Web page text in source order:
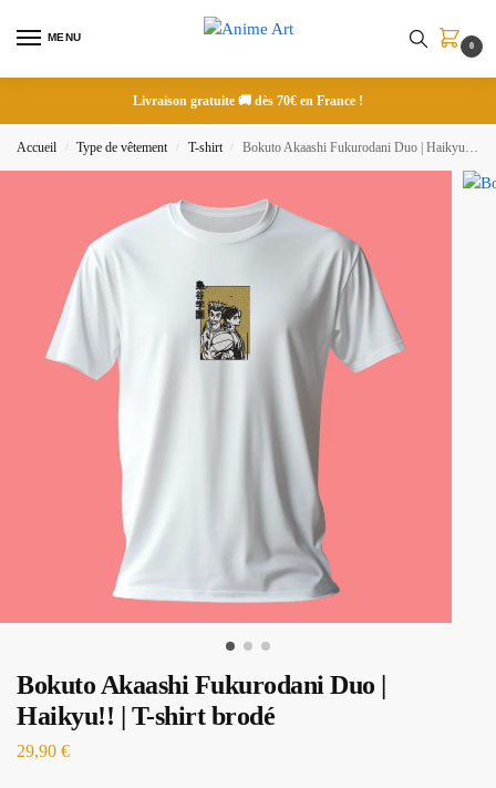
MENU
0
Livraison gratuite 🚚 dès 70€ en France !
Accueil / Type de vêtement / T-shirt / Bokuto Akaashi Fukurodani Duo | Haikyu!! | T-shirt brodé
Bokuto Akaashi Fukurodani Duo |
Haikyu!! | T-shirt brodé
29,90 €